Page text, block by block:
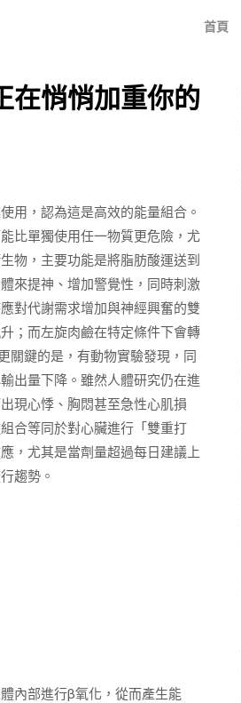
首頁
在悄悄加重你的
用，認為這是高效的能量組合。
比單獨使用任一物質更危險，尤
物，主要功能是將脂肪酸運送到
來提神、增加警覺性，同時刺激
對代謝需求增加與神經興奮的雙
；而左旋肉鹼在特定條件下會轉
關鍵的是，有動物實驗發現，同
出量下降。雖然人體研究仍在進
現心悸、胸悶甚至急性心肌損
合等同於對心臟進行「雙重打
，尤其是當劑量超過每日建議上
趨勢。
內部進行β氧化，從而產生能